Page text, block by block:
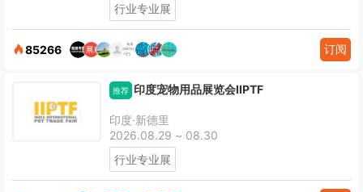
行业专业展
85266 订阅
推荐 印度宠物用品展览会IIPTF
印度·新德里
2026.08.29 ~ 08.30
行业专业展